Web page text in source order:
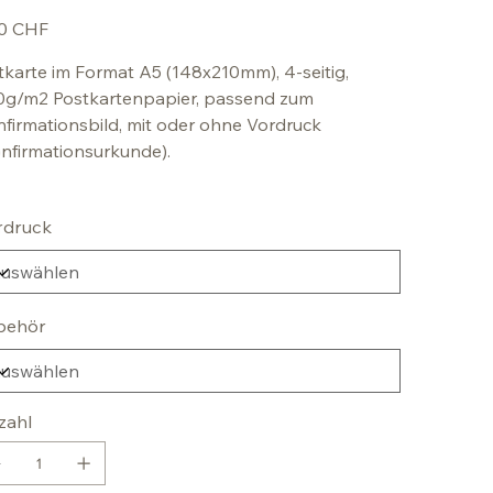
CHF
im Format A5 (148x210mm), 4-seitig,
m2 Postkartenpapier, passend zum
mit oder ohne Vordruck